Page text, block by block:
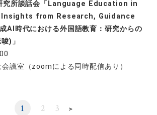
究所談話会「Language Education in
from Research, Guidance
時代における外国語教育：研究からの
)」
議室（zoomによる同時配信あり）
1 2 3 ＞